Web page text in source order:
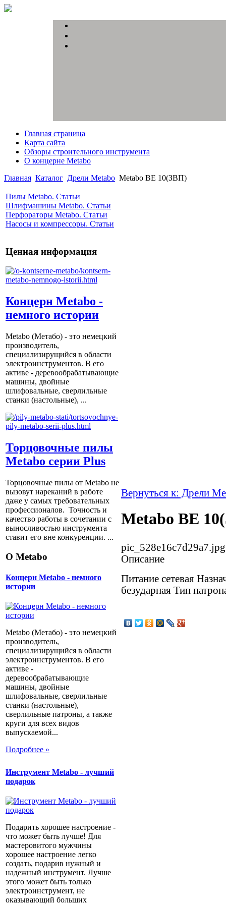
Главная страница
Карта сайта
Обзоры строительного инструмента
О концерне Metabo
Главная Каталог Дрели Metabo Metabo BE 10(ЗВП)
Пилы Metabo. Статьи
Шлифмашины Metabo. Статьи
Перфораторы Metabo. Статьи
Насосы и компрессоры. Статьи
Ценная информация
Концерн Metabo -
немного истории
Metabo (Метабо) - это немецкий
производитель,
специализирущийся в области
электроинструментов. В его
активе - деревообрабатывающие
машины, двойные
шлифовальные, сверлильные
станки (настольные), ...
Торцовочные пилы
Metabo серии Plus
Торцовочные пилы от Metabo не
вызовут нареканий в работе
даже у самых требовательных
профессионалов. Точность и
качество работы в сочетании с
выносливостью инструмента
ставит его вне конкуренции. ...
О Metabo
Концерн Metabo - немного
истории
Metabo (Метабо) - это немецкий
производитель,
специализирущийся в области
электроинструментов. В его
активе -
деревообрабатывающие
машины, двойные
шлифовальные, сверлильные
станки (настольные),
сверлильные патроны, а также
круги для всех видов
выпускаемой...
Подробнее »
Инструмент Metabo - лучший
подарок
Подарить хорошее настроение -
что может быть лучше! Для
мастеровитого мужчины
хорошее настроение легко
создать, подарив нужный и
надежный инструмент. Лучше
этого может быть только
электроинструмент, не
оказывающий больших
Вернуться к: Дрели
Metabo BE
pic_528e16c7d29a7.jpg
Описание
Питание сетевая
безударная Тип